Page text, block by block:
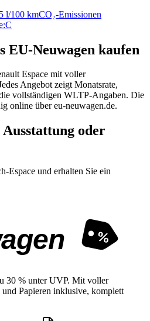
5 l/100 kmCO₂-Emissionen
C
EU-Neuwagen kaufen
Espace mit voller
Angebot zeigt Monatsrate,
vollständigen WLTP-Angaben. Die
online über eu-neuwagen.de.
oder
Espace und erhalten Sie ein
%
30 % unter UVP. Mit voller
Papieren inklusive, komplett